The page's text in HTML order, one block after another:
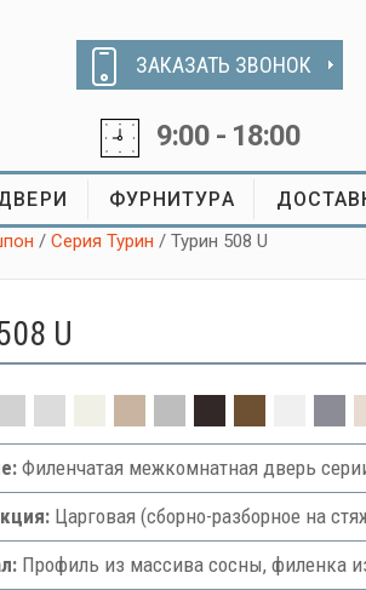
ЗАКАЗАТЬ ЗВОНОК
9:00 - 18:00
ФУРНИТУРА
/Серия Турин / Турин 508 U
U
Филенчатая межкомнатная дверь
Царговая (сборно-разборное на
Профиль из массива сосны, филенка